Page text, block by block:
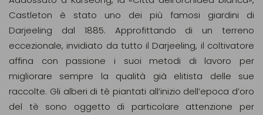
Castleton è stato uno dei più famosi giardini di
Darjeeling dal 1885. Approfittando di un terreno
eccezionale, invidiato da tutto il Darjeeling, il coltivatore
affina con passione i suoi metodi di lavoro per
migliorare sempre la qualità già elitista delle sue
raccolte. Gli alberi di tè piantati all’inizio dell’epoca d’oro
del tè sono oggetto di particolare attenzione per